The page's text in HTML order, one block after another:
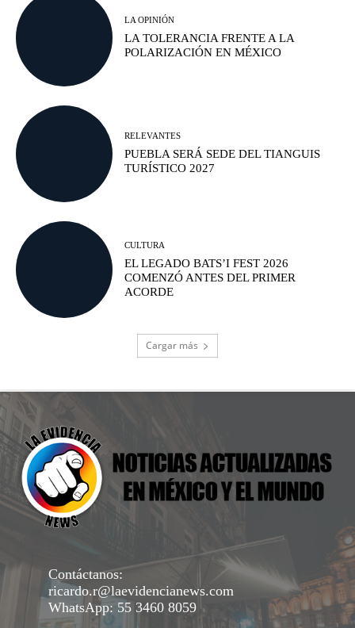
LA OPINIÓN
LA TOLERANCIA FRENTE A LA
POLARIZACIÓN EN MÉXICO
RELEVANTES
PUEBLA SERÁ SEDE DEL TIANGUIS
TURÍSTICO 2027
CULTURA
EL LEGADO BATS’I FEST 2026
COMENZÓ ANTES DEL PRIMER
ACORDE
Cargar más
Contáctanos:
ricardo.r@laevidencianews.com
WhatsApp: 55 3460 8059